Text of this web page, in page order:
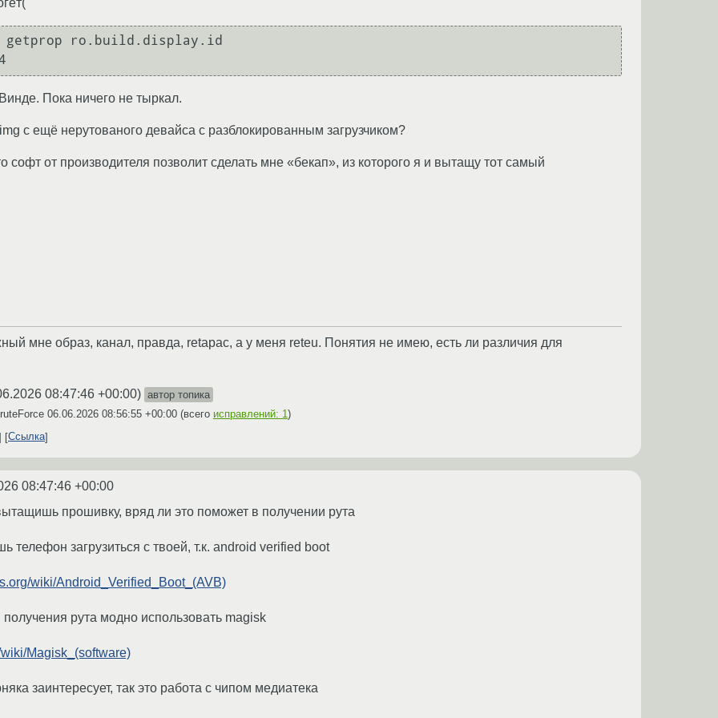
getprop ro.build.display.id
Пока ничего не тыркал.
с ещё нерутованого девайса с разблокированным загрузчиком?
софт от производителя позволит сделать мне «бекап», из которого я и вытащу тот самый
мне образ, канал, правда, retapac, а у меня reteu. Понятия не имею, есть ли различия для
08:47:46 +00:00) автор топика
06.06.2026 08:56:55 +00:00 (всего исправлений: 1 )
Ссылка
08:47:46 +00:00
прошивку, вряд ли это поможет в получении рута
телефон загрузиться с твоей, т.к. android verified boot
wiki/Android_Verified_Boot_(AVB)
рута модно использовать magisk
Magisk_(software)
заинтересует, так это работа с чипом медиатека